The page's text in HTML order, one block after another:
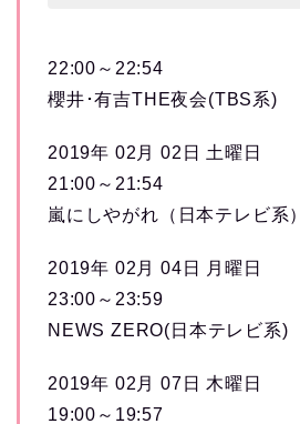
22:00～22:54
櫻井･有吉THE夜会(TBS系)
2019年 02月 02日 土曜日
21:00～21:54
嵐にしやがれ（日本テレビ系）
2019年 02月 04日 月曜日
23:00～23:59
NEWS ZERO(日本テレビ系)
2019年 02月 07日 木曜日
19:00～19:57